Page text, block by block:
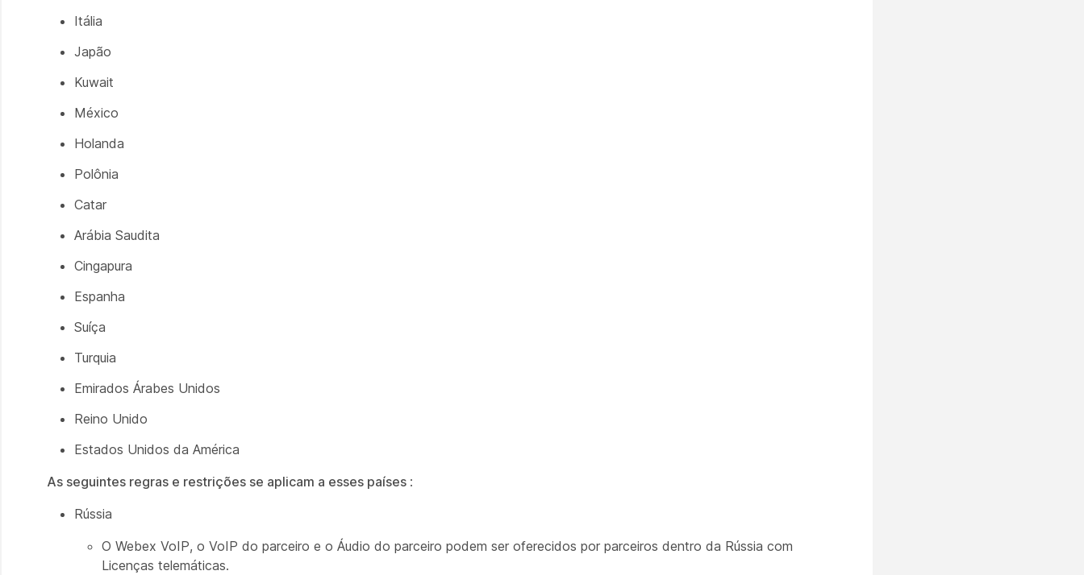
Itália
Japão
Kuwait
México
Holanda
Polônia
Catar
Arábia Saudita
Cingapura
Espanha
Suíça
Turquia
Emirados Árabes Unidos
Reino Unido
Estados Unidos da América
As seguintes regras e restrições se aplicam a esses países :
Rússia
O Webex VoIP, o VoIP do parceiro e o Áudio do parceiro podem ser oferecidos por parceiros dentro da Rússia com
Licenças telemáticas.